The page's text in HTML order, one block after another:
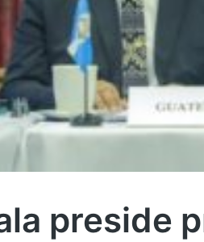
preside